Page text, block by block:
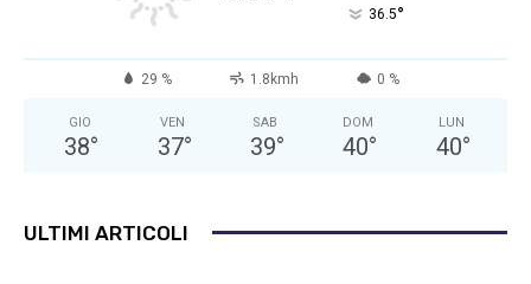
36.5°
29 % 1.8kmh 0 %
GIO
38°
VEN
37°
SAB
39°
DOM
40°
LUN
40°
ULTIMI ARTICOLI